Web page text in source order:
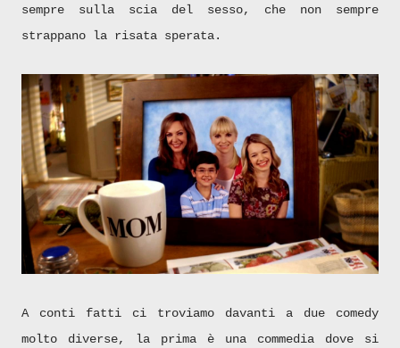
sempre sulla scia del sesso, che non sempre
strappano la risata sperata.
A conti fatti ci troviamo davanti a due comedy
molto diverse, la prima è una commedia dove si